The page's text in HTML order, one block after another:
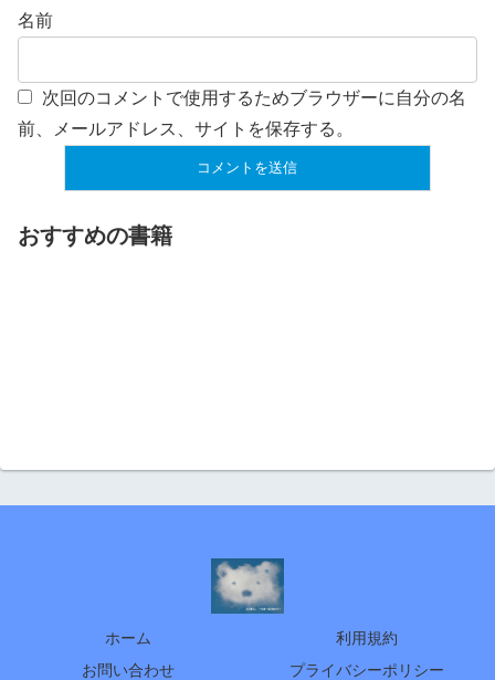
名前
次回のコメントで使用するためブラウザーに自分の名
前、メールアドレス、サイトを保存する。
おすすめの書籍
ホーム
利用規約
お問い合わせ
プライバシーポリシー